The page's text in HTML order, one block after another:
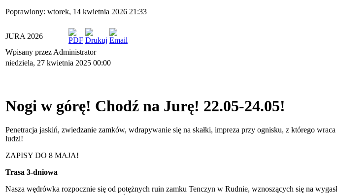
Poprawiony: wtorek, 14 kwietnia 2026 21:33
JURA 2026
Wpisany przez Administrator
niedziela, 27 kwietnia 2025 00:00
Nogi w górę! Chodź na Jurę! 22.05-24.05!
Penetracja jaskiń, zwiedzanie zamków, wdrapywanie się na skałki, impreza przy ognisku, z którego
ludzi!
ZAPISY DO 8 MAJA!
Trasa 3-dniowa
Nasza wędrówka rozpocznie się od potężnych ruin zamku Tenczyn w Rudnie, wznoszących się na